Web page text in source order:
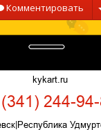
Комментировать